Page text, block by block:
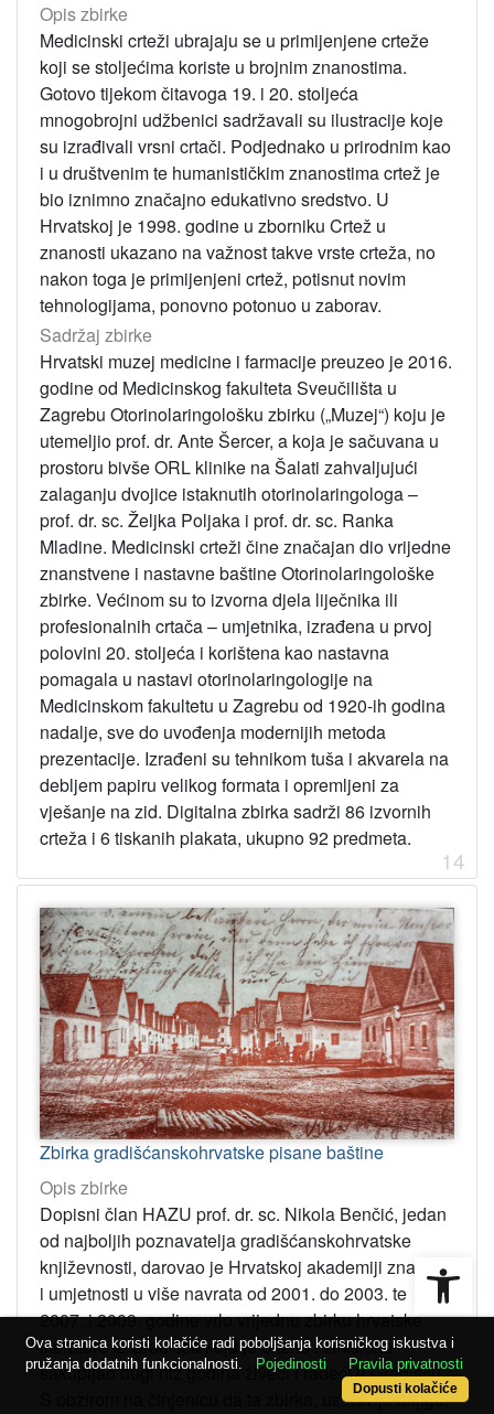
Opis zbirke
Medicinski crteži ubrajaju se u primijenjene crteže
koji se stoljećima koriste u brojnim znanostima.
Gotovo tijekom čitavoga 19. i 20. stoljeća
mnogobrojni udžbenici sadržavali su ilustracije koje
su izrađivali vrsni crtači. Podjednako u prirodnim kao
i u društvenim te humanističkim znanostima crtež je
bio iznimno značajno edukativno sredstvo. U
Hrvatskoj je 1998. godine u zborniku Crtež u
znanosti ukazano na važnost takve vrste crteža, no
nakon toga je primijenjeni crtež, potisnut novim
tehnologijama, ponovno potonuo u zaborav.
Sadržaj zbirke
Hrvatski muzej medicine i farmacije preuzeo je 2016.
godine od Medicinskog fakulteta Sveučilišta u
Zagrebu Otorinolaringološku zbirku („Muzej“) koju je
utemeljio prof. dr. Ante Šercer, a koja je sačuvana u
prostoru bivše ORL klinike na Šalati zahvaljujući
zalaganju dvojice istaknutih otorinolaringologa –
prof. dr. sc. Željka Poljaka i prof. dr. sc. Ranka
Mladine. Medicinski crteži čine značajan dio vrijedne
znanstvene i nastavne baštine Otorinolaringološke
zbirke. Većinom su to izvorna djela liječnika ili
profesionalnih crtača – umjetnika, izrađena u prvoj
polovini 20. stoljeća i korištena kao nastavna
pomagala u nastavi otorinolaringologije na
Medicinskom fakultetu u Zagrebu od 1920-ih godina
nadalje, sve do uvođenja modernijih metoda
prezentacije. Izrađeni su tehnikom tuša i akvarela na
debljem papiru velikog formata i opremljeni za
vješanje na zid. Digitalna zbirka sadrži 86 izvornih
crteža i 6 tiskanih plakata, ukupno 92 predmeta.
14
Zbirka gradišćanskohrvatske pisane baštine
Opis zbirke
Dopisni član HAZU prof. dr. sc. Nikola Benčić, jedan
od najboljih poznavatelja gradišćanskohrvatske
književnosti, darovao je Hrvatskoj akademiji znanosti
i umjetnosti u više navrata od 2001. do 2003. te
2007. i 2009. godine vrlo vrijednu zbirku hrvatske
literature iz Gradišća koju je brižno i smisleno
sakupljao dugi niz godina živeći i radeći u Gradišću.
S obzirom na činjenicu da ta zbirka, uz novije knjige,
Ova stranica koristi kolačiće radi poboljšanja korisničkog iskustva i
pružanja dodatnih funkcionalnosti.
Pojedinosti Pravila privatnosti
Dopusti kolačiće